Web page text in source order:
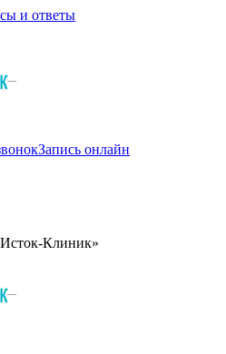
и ответы
Запись онлайн
Клиник»